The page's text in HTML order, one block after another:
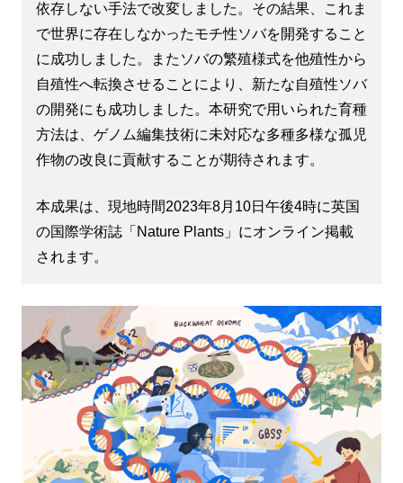
依存しない手法で改変しました。その結果、これま
で世界に存在しなかったモチ性ソバを開発すること
に成功しました。またソバの繁殖様式を他殖性から
自殖性へ転換させることにより、新たな自殖性ソバ
の開発にも成功しました。本研究で用いられた育種
方法は、ゲノム編集技術に未対応な多種多様な孤児
作物の改良に貢献することが期待されます。
本成果は、現地時間2023年8月10日午後4時に英国
の国際学術誌「Nature Plants」にオンライン掲載
されます。